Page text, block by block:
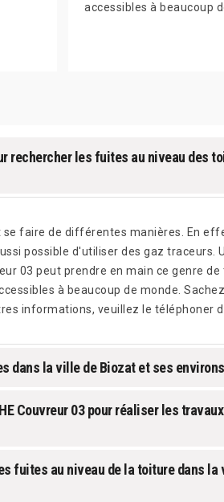
accessibles à beaucoup
les fuites au niveau des
se faire de différentes manières. En
possible d'utiliser des gaz traceurs.
03 peut prendre en main ce genre
à beaucoup de monde.
informations, veuillez le téléphoner
dans la ville de Biozat et ses environs
Couvreur 03 pour réaliser les
fuites au niveau de la toiture dans